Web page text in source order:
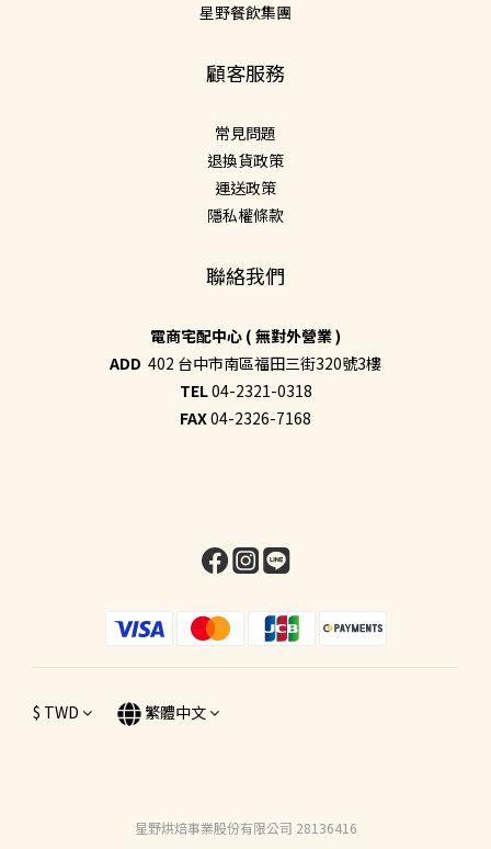
星野餐飲集團
顧客服務
常見問題
退換貨政策
運送政策
隱私權條款
聯絡我們
電商宅配中心 ( 無對外營業 )
ADD 402 台中市南區福田三街320號3樓
TEL04-2321-0318
FAX04-2326-7168
$ TWD 繁體中文
星野烘焙事業股份有限公司 28136416